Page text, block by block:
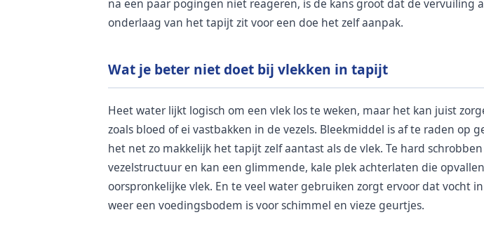
na een paar pogingen niet reageren, is de kans groot dat de vervuiling
onderlaag van het tapijt zit voor een doe het zelf aanpak.
Wat je beter niet doet bij vlekken in tapijt
Heet water lijkt logisch om een vlek los te weken, maar het kan juist
zoals bloed of ei vastbakken in de vezels. Bleekmiddel is af te raden op
het net zo makkelijk het tapijt zelf aantast als de vlek. Te hard
vezelstructuur en kan een glimmende, kale plek achterlaten die
oorspronkelijke vlek. En te veel water gebruiken zorgt ervoor dat vocht
weer een voedingsbodem is voor schimmel en vieze geurtjes.